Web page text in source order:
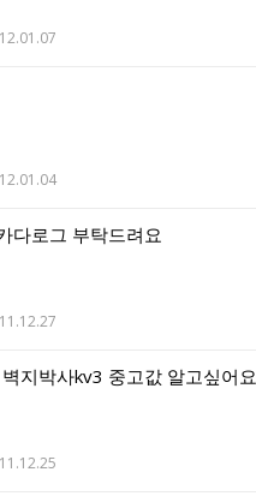
다로그 부탁드려요
지박사kv3 중고값 알고싶어요